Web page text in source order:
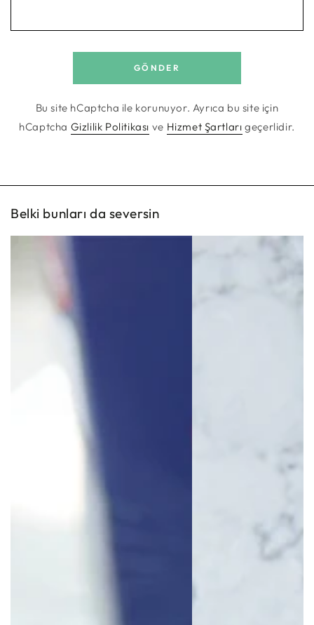
GÖNDER
Bu site hCaptcha ile korunuyor. Ayrıca bu site için
hCaptcha Gizlilik Politikası ve Hizmet Şartları geçerlidir.
Belki bunları da seversin